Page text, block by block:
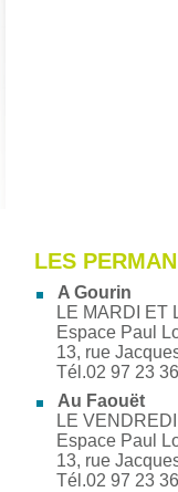
LES
A Gourin
LE MARDI ET
Espace Paul
13, rue
Tél.02 97 23
Au Faouët
LE
Espace Paul
13, rue
Tél.02 97 23